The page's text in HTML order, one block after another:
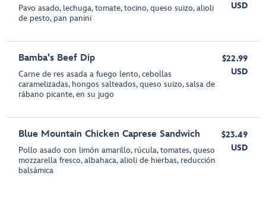
Pavo asado, lechuga, tomate, tocino, queso suizo, alioli
de pesto, pan panini
USD
Bamba's Beef Dip
Carne de res asada a fuego lento, cebollas
caramelizadas, hongos salteados, queso suizo, salsa de
rábano picante, en su jugo
$22.99
USD
Blue Mountain Chicken Caprese Sandwich
Pollo asado con limón amarillo, rúcula, tomates, queso
mozzarella fresco, albahaca, alioli de hierbas, reducción
balsámica
$23.49
USD